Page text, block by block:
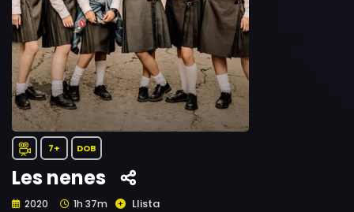
7+ DOB
Les nenes
2020 1h 37m Llista